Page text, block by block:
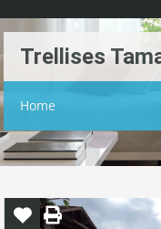
Trellises
Home